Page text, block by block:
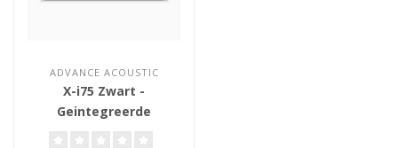
ADVANCE ACOUSTIC
X-i75 Zwart -
Geintegreerde